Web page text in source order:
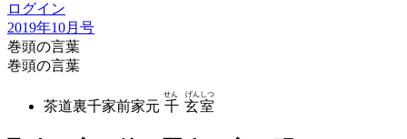
ログイン
2019年10月号
巻頭の言葉
巻頭の言葉
茶道裏千家前家元 千 玄室
せん げんしつ